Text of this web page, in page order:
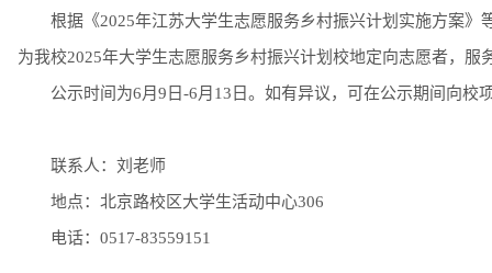
根据《2025年江苏大学生志愿服务乡村振兴计划实施方案
为我校2025年大学生志愿服务乡村振兴计划校地定向志愿者，服
公示时间为6月9日-6月13日。如有异议，可在公示期间向校
联系人：刘老师
地点：北京路校区大学生活动中心306
电话：0517-83559151